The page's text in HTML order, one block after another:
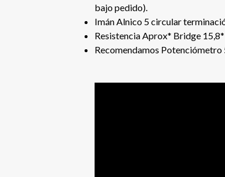
bajo pedido).
Imán Alnico 5 circular
Resistencia Aprox* Bridge
Recomendamos